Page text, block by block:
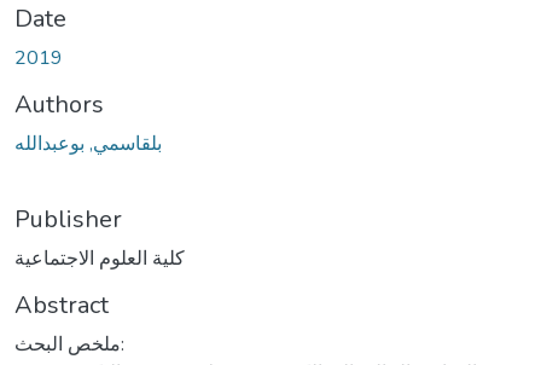
Date
2019
Authors
بلقاسمي, بوعبدالله
Publisher
كلية العلوم الاجتماعية
Abstract
ملخص البحث: